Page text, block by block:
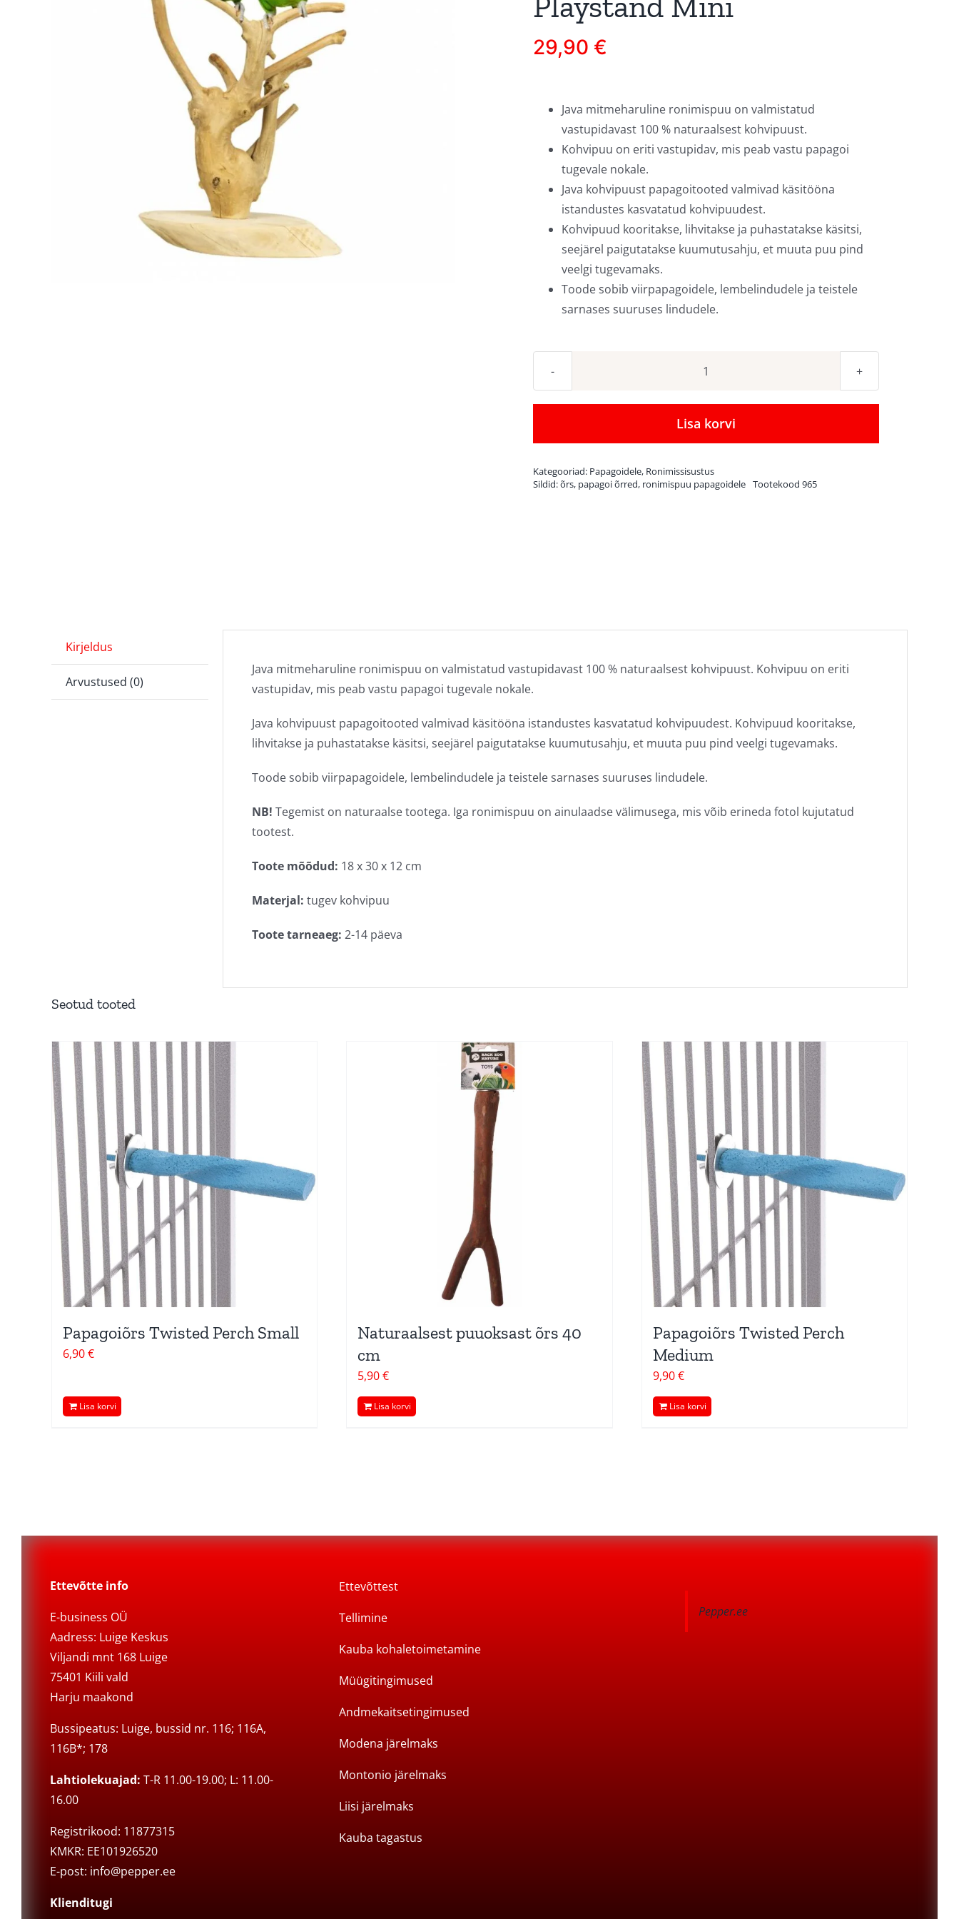
29,90 €
Java mitmeharuline ronimispuu on valmistatud
vastupidavast 100 % naturaalsest kohvipuust.
Kohvipuu on eriti vastupidav, mis peab vastu papagoi
tugevale nokale.
Java kohvipuust papagoitooted valmivad käsitööna
istandustes kasvatatud kohvipuudest.
Kohvipuud kooritakse, lihvitakse ja puhastatakse käsitsi,
seejärel paigutatakse kuumutusahju, et muuta puu pind
veelgi tugevamaks.
Toode sobib viirpapagoidele, lembelindudele ja teistele
sarnases suuruses lindudele.
Naturaalsest
ronimispuu
Java
Mini
Lisa korvi
Kategooriad: Papagoidele, Ronimissisustus
Sildid:õrs, papagoi õrred, ronimispuu papagoidele Tootekood 965
Kirjeldus
Arvustused (0)
Java mitmeharuline ronimispuu on valmistatud vastupidavast 100 % naturaalsest kohvipuust. Kohvipuu on eriti
vastupidav, mis peab vastu papagoi tugevale nokale.
Java kohvipuust papagoitooted valmivad käsitööna istandustes kasvatatud kohvipuudest. Kohvipuud kooritakse,
lihvitakse ja puhastatakse käsitsi, seejärel paigutatakse kuumutusahju, et muuta puu pind veelgi tugevamaks.
Toode sobib viirpapagoidele, lembelindudele ja teistele sarnases suuruses lindudele.
NB! Tegemist on naturaalse tootega. Iga ronimispuu on ainulaadse välimusega, mis võib erineda fotol kujutatud
tootest.
Toote mõõdud: 18 x 30 x 12 cm
Materjal: tugev kohvipuu
Toote tarneaeg: 2-14 päeva
Seotud tooted
Papagoiõrs Twisted Perch Small
6,90€
Lisa korvi
Naturaalsest puuoksast õrs 40
cm
5,90€
Lisa korvi
Papagoiõrs Twisted Perch
Medium
9,90€
Lisa korvi
Ettevõtte info
E-business OÜ
Aadress: Luige Keskus
Viljandi mnt 168 Luige
75401 Kiili vald
Harju maakond
Bussipeatus: Luige, bussid nr. 116; 116A,
116B*; 178
Lahtiolekuajad: T-R 11.00-19.00; L: 11.00-
16.00
Registrikood: 11877315
KMKR: EE101926520
E-post: info@pepper.ee
Klienditugi
Ettevõttest
Tellimine
Kauba kohaletoimetamine
Müügitingimused
Andmekaitsetingimused
Modena järelmaks
Montonio järelmaks
Liisi järelmaks
Kauba tagastus
Pepper.ee